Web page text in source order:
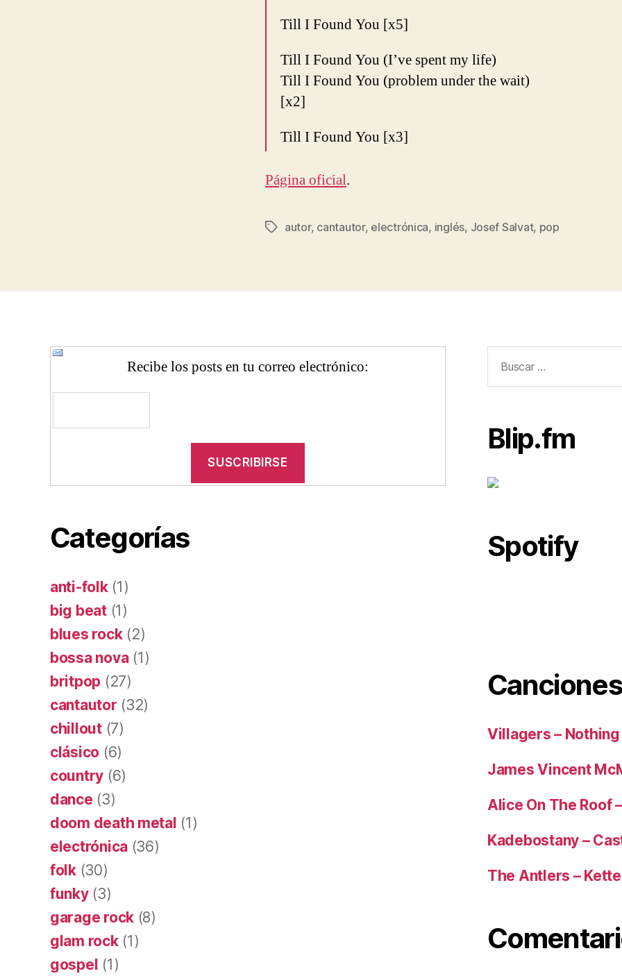
Till I Found You [x5]
Till I Found You (I’ve spent my life)
Till I Found You (problem under the wait)
[x2]
Till I Found You [x3]
Página oficial.
Etiquetas
autor, cantautor, electrónica, inglés, Josef Salvat, pop
Recibe los posts en tu correo electrónico:
Categorías
anti-folk(1)
big beat(1)
blues rock(2)
bossa nova(1)
britpop (27)
cantautor (32)
chillout(7)
clásico (6)
country (6)
dance (3)
doom death metal (1)
electrónica (36)
folk(30)
funky(3)
garage rock (8)
glam rock(1)
gospel (1)
Blip.fm
Spotify
Villagers –
James Vincent
Alice On The Roof
Kadebostany –
The Antlers –